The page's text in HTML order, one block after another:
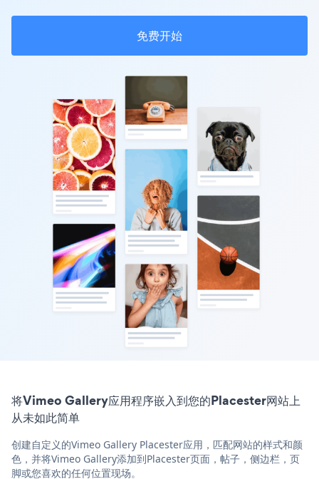
免费开始
将Vimeo Gallery应用程序嵌入到您的Placester网站上
从未如此简单
创建自定义的Vimeo Gallery Placester应用，匹配网站的样式和颜
色，并将Vimeo Gallery添加到Placester页面，帖子，侧边栏，页
脚或您喜欢的任何位置现场。